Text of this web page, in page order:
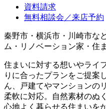
資料請求
無料相談会／来店予約
秦野市・横浜市・川崎市な
ム・リノベーション家・住
住まいに対する想いやライ
りに合ったプランをご提案
ん、戸建てやマンションの
柔軟に対応。自然素材のぬ
心地よく暮らせる住まいを